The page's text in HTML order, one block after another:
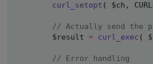
curl_setopt ( $ch ,
// Actually send the
$result = curl_exec (
// Error handling